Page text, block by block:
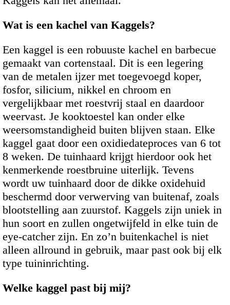
Wat is een kachel van Kaggels?
Een kaggel is een robuuste kachel en barbecue
gemaakt van cortenstaal. Dit is een legering
van de metalen ijzer met toegevoegd koper,
fosfor, silicium, nikkel en chroom en
vergelijkbaar met roestvrij staal en daardoor
weervast. Je kooktoestel kan onder elke
weersomstandigheid buiten blijven staan. Elke
kaggel gaat door een oxidiedateproces van 6 tot
8 weken. De tuinhaard krijgt hierdoor ook het
kenmerkende roestbruine uiterlijk. Tevens
wordt uw tuinhaard door de dikke oxidehuid
beschermd door verwerving van buitenaf, zoals
blootstelling aan zuurstof. Kaggels zijn uniek in
hun soort en zullen ongetwijfeld in elke tuin de
eye-catcher zijn. En zo’n buitenkachel is niet
alleen allround in gebruik, maar past ook bij elk
type tuininrichting.
Welke kaggel past bij mij?